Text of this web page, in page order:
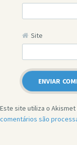
Site
Este site utiliza o
comentários são